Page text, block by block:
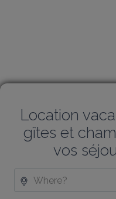
Location
gîtes et
vos